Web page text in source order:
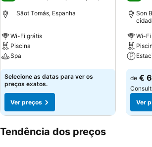
Sãot Tomás, Espanha
Wi-Fi grátis
Piscina
Spa
Ver preços
Selecione as datas para ver os
preços exatos.
Ver preços
Son
Wi-
Ver
de €
Ver
Tendência dos preços